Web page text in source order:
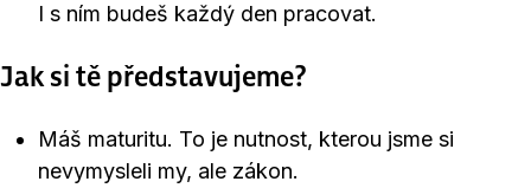
I s ním budeš každý den pracovat.
Jak si tě představujeme?
Máš maturitu. To je nutnost, kterou jsme si
nevymysleli my, ale zákon.